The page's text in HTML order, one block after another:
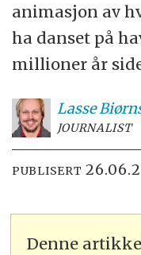
animasjon av
ha danset på
millioner år
Lasse
JOURNALIST
PUBLISERT
Denne